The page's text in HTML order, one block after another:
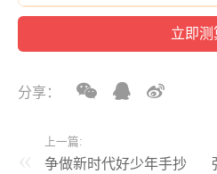
分享：
上一篇:
争做新时代好少年手抄